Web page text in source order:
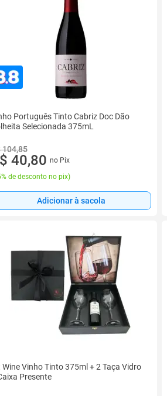
Português Tinto Cabriz Doc Dão
Selecionada 375mL
104,85
40,80 no Pix
de desconto no pix)
Adicionar à sacola
Wine Vinho Tinto 375ml + 2 Taça Vidro
Presente